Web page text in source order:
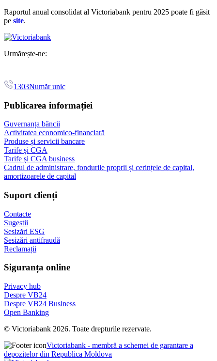
Raportul anual consolidat al Victoriabank pentru 2025 poate fi găsit
pe site.
Urmărește-ne:
1303Număr unic
Publicarea informației
Guvernanța băncii
Activitatea economico-financiară
Produse și servicii bancare
Tarife și CGA
Tarife și CGA business
Cadrul de administrare, fondurile proprii și cerințele de capital,
amortizoarele de capital
Suport clienți
Contacte
Sugestii
Sesizări ESG
Sesizări antifraudă
Reclamații
Siguranța online
Privacy hub
Despre VB24
Despre VB24 Business
Open Banking
© Victoriabank 2026. Toate drepturile rezervate.
Victoriabank - membră a schemei de garantare a
depozitelor din Republica Moldova